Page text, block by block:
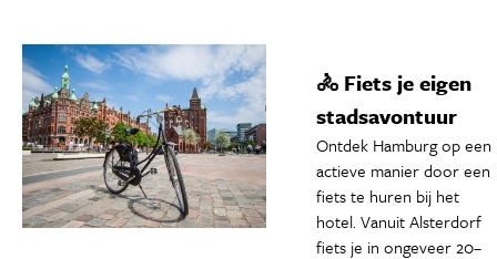
🚴 Fiets je eigen
stadsavontuur
Ontdek Hamburg op een
actieve manier door een
fiets te huren bij het
hotel. Vanuit Alsterdorf
fiets je in ongeveer 20–